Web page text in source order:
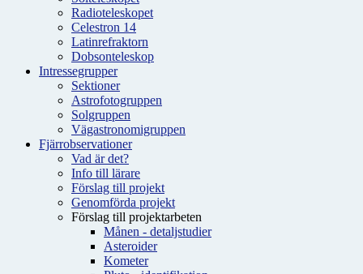
Radioteleskopet
Celestron 14
Latinrefraktorn
Dobsonteleskop
Intressegrupper
Sektioner
Astrofotogruppen
Solgruppen
Vägastronomigruppen
Fjärrobservationer
Vad är det?
Info till lärare
Förslag till projekt
Genomförda projekt
Förslag till projektarbeten
Månen - detaljstudier
Asteroider
Kometer